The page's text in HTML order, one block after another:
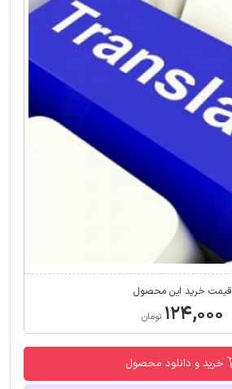
قیمت خرید این محصول
۱۲۴,۰۰۰ تومان
خرید و دانلود محصول